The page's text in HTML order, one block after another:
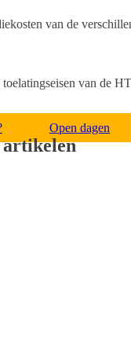
van de
van de
Open dagen
artikelen